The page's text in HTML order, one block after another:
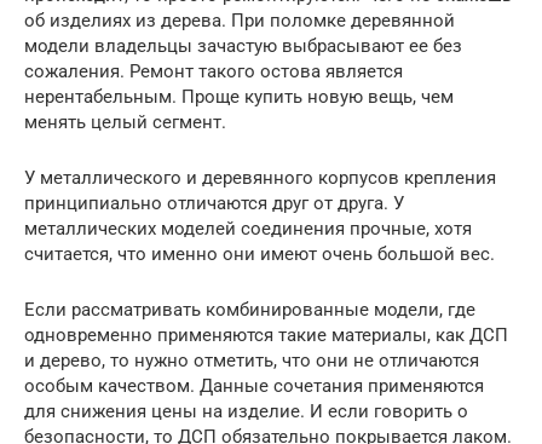
об изделиях из дерева. При поломке деревянной
модели владельцы зачастую выбрасывают ее без
сожаления. Ремонт такого остова является
нерентабельным. Проще купить новую вещь, чем
менять целый сегмент.
У металлического и деревянного корпусов крепления
принципиально отличаются друг от друга. У
металлических моделей соединения прочные, хотя
считается, что именно они имеют очень большой вес.
Если рассматривать комбинированные модели, где
одновременно применяются такие материалы, как ДСП
и дерево, то нужно отметить, что они не отличаются
особым качеством. Данные сочетания применяются
для снижения цены на изделие. И если говорить о
безопасности, то ДСП обязательно покрывается лаком.